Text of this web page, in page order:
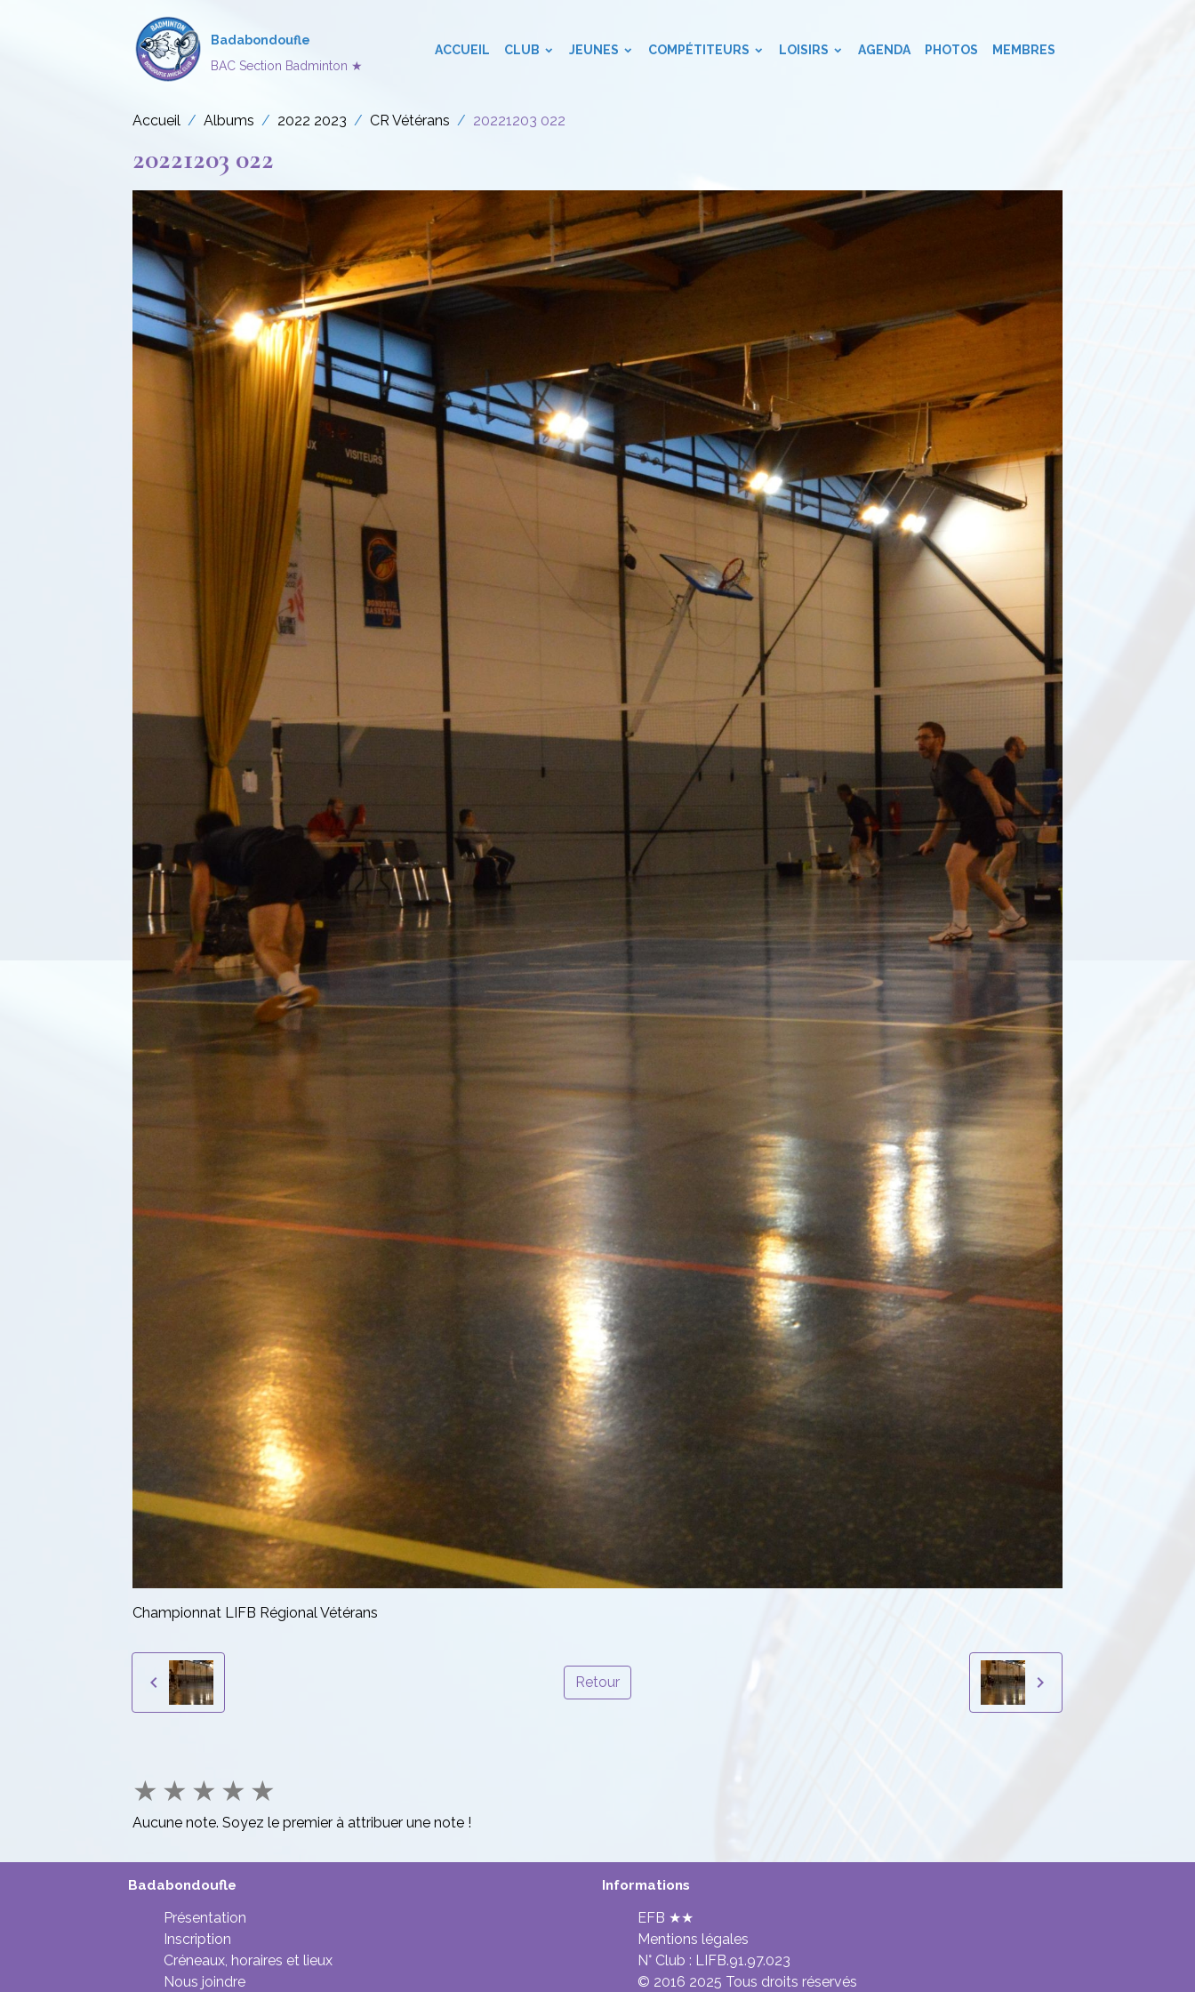
Badabondoufle
BAC Section Badminton ★
ACCUEIL CLUB JEUNES COMPÉTITEURS LOISIRS AGENDA PHOTOS MEMBRES
Accueil Albums 2022 2023 CR Vétérans 20221203 022
20221203 022
Championnat LIFB Régional Vétérans
Retour
★ ★ ★ ★ ★
Aucune note. Soyez le premier à attribuer une note !
Badabondoufle
Présentation
Inscription
Créneaux, horaires et lieux
Nous joindre
Informations
EFB ★★
Mentions légales
N° Club : LIFB.91.97.023
© 2016 2025 Tous droits réservés